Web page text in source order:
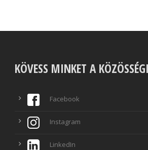
KÖVESS MINKET A
Facebook
Instagram
LinkedIn